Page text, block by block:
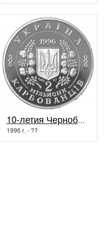
10-летия Чернобыльской катастрофы / Другие монеты
1996 г. - ??